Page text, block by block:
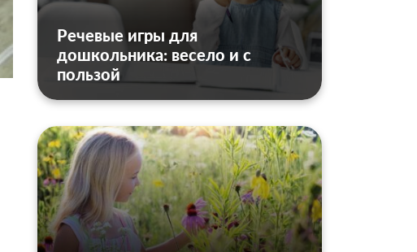
Речевые игры для
дошкольника: весело и с
пользой